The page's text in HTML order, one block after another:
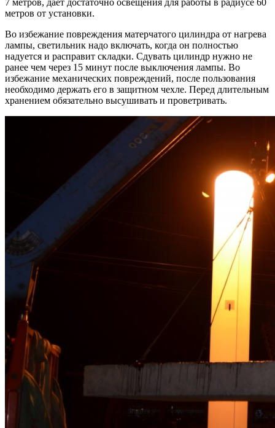
метров от установки.
Во избежание повреждения матерчатого цилиндра от нагрева
лампы, светильник надо включать, когда он полностью
надуется и расправит складки. Сдувать цилиндр нужно не
ранее чем через 15 минут после выключения лампы. Во
избежание механических повреждений, после пользования
необходимо держать его в защитном чехле. Перед длительным
хранением обязательно высушивать и проветривать.